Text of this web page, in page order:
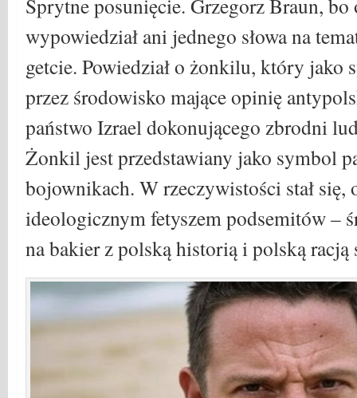
wypowiedział ani jednego słowa na
getcie. Powiedział o żonkilu, który jako
przez środowisko mające opinię
państwo Izrael dokonującego zbrodni
Żonkil jest przedstawiany jako symbol
bojownikach. W rzeczywistości stał się,
ideologicznym fetyszem podsemitów –
na bakier z polską historią i polską racją